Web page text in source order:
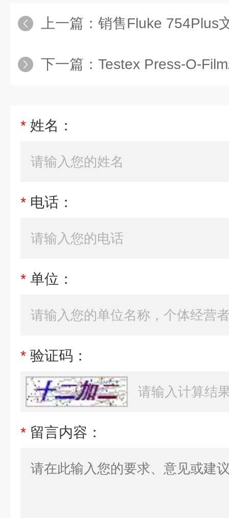
上一篇： 销售Fluke 754Plus文
下一篇： Testex Press-O-Film
* 姓名：
* 电话：
* 单位：
* 验证码：
* 留言内容：